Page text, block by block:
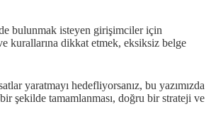
bulunmak isteyen girişimciler için
kurallarına dikkat etmek, eksiksiz belge
yaratmayı hedefliyorsanız, bu yazımızda
şekilde tamamlanması, doğru bir strateji ve